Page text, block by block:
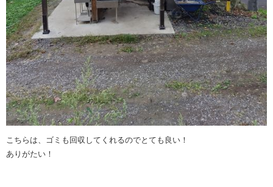
こちらは、ゴミも回収してくれるのでとても良い！
ありがたい！